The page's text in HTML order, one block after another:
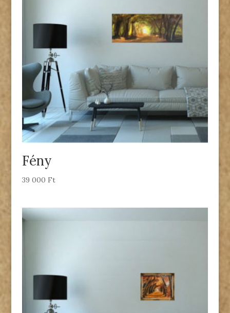
Fény
39 000 Ft